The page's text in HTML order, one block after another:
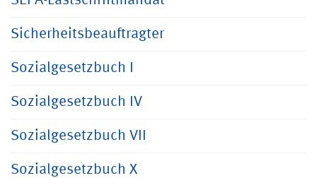
Sicherheitsbeauftragter
Sozialgesetzbuch I
Sozialgesetzbuch IV
Sozialgesetzbuch VII
Sozialgesetzbuch X